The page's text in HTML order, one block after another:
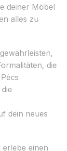
deiner Möbel
alles zu
die
dein neues
einen